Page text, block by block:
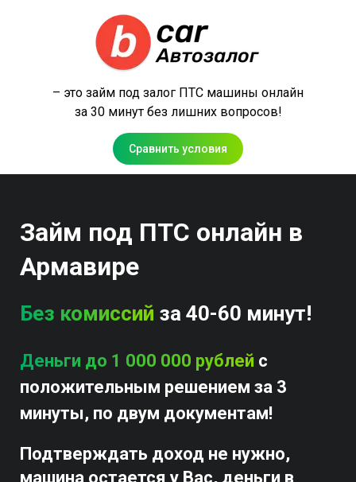
– это займ под залог ПТС машины онлайн
за 30 минут без лишних вопросов!
Сравнить условия
Займ под ПТС онлайн в
Армавире
Без комиссий за 40-60 минут!
Деньги до 1 000 000 рублей с
положительным решением за 3
минуты, по двум документам!
Подтверждать доход не нужно,
машина остается у Вас, деньги в